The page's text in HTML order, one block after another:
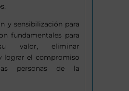
y sensibilización para
fundamentales para
valor, eliminar
lograr el compromiso
personas de la